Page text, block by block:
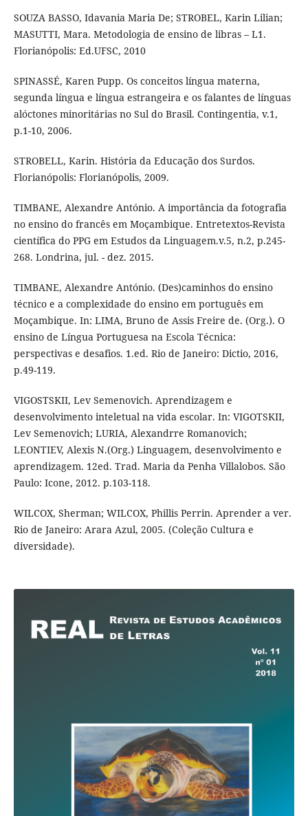
SOUZA BASSO, Idavania Maria De; STROBEL, Karin Lilian;
MASUTTI, Mara. Metodologia de ensino de libras – L1.
Florianópolis: Ed.UFSC, 2010
SPINASSÉ, Karen Pupp. Os conceitos língua materna,
segunda língua e língua estrangeira e os falantes de línguas
alóctones minoritárias no Sul do Brasil. Contingentia, v.1,
p.1-10, 2006.
STROBELL, Karin. História da Educação dos Surdos.
Florianópolis: Florianópolis, 2009.
TIMBANE, Alexandre António. A importância da fotografia
no ensino do francês em Moçambique. Entretextos-Revista
científica do PPG em Estudos da Linguagem.v.5, n.2, p.245-
268. Londrina, jul. - dez. 2015.
TIMBANE, Alexandre António. (Des)caminhos do ensino
técnico e a complexidade do ensino em português em
Moçambique. In: LIMA, Bruno de Assis Freire de. (Org.). O
ensino de Língua Portuguesa na Escola Técnica:
perspectivas e desafios. 1.ed. Rio de Janeiro: Dictio, 2016,
p.49-119.
VIGOSTSKII, Lev Semenovich. Aprendizagem e
desenvolvimento inteletual na vida escolar. In: VIGOTSKII,
Lev Semenovich; LURIA, Alexandrre Romanovich;
LEONTIEV, Alexis N.(Org.) Linguagem, desenvolvimento e
aprendizagem. 12ed. Trad. Maria da Penha Villalobos. São
Paulo: Icone, 2012. p.103-118.
WILCOX, Sherman; WILCOX, Phillis Perrin. Aprender a ver.
Rio de Janeiro: Arara Azul, 2005. (Coleção Cultura e
diversidade).